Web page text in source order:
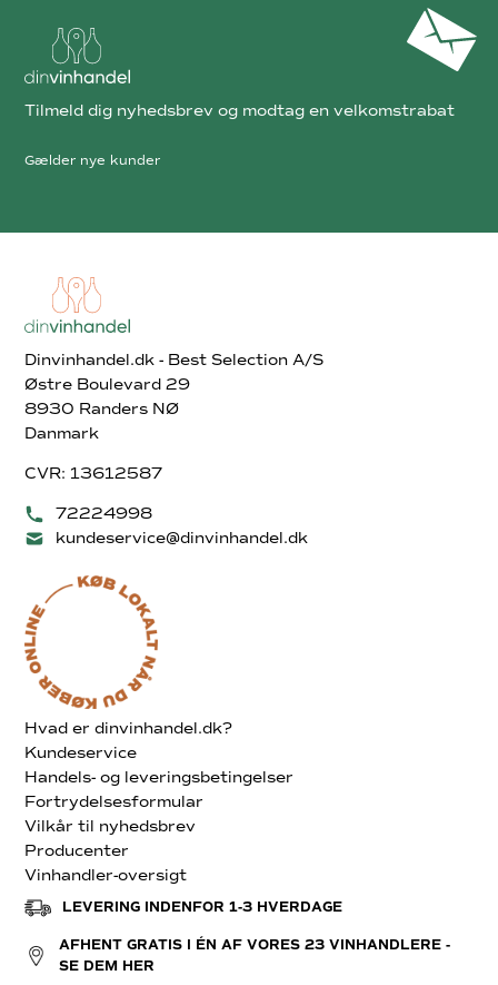
Dinvinhandel.dk - Best Selection A/S
Østre Boulevard 29
8930 Randers NØ
Danmark
CVR: 13612587
72224998
kundeservice@dinvinhandel.dk
Hvad er dinvinhandel.dk?
Kundeservice
Handels- og leveringsbetingelser
Fortrydelsesformular
Vilkår til nyhedsbrev
Producenter
Vinhandler-oversigt
LEVERING INDENFOR 1-3 HVERDAGE
AFHENT GRATIS I ÉN AF VORES 23 VINHANDLERE -
SE DEM HER
Tilmeld dig nyhedsbrev og modtag en velkomstrabat
Gælder nye kunder